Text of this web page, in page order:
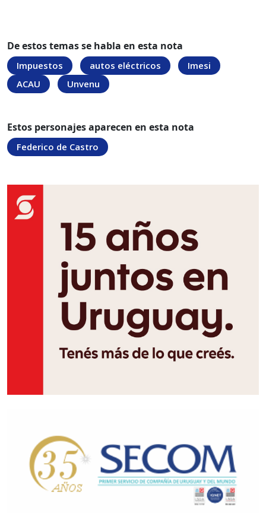
De estos temas se habla en esta nota
Impuestos autos eléctricos
Imesi
ACAU
Unvenu
Estos personajes aparecen en esta nota
Federico de Castro